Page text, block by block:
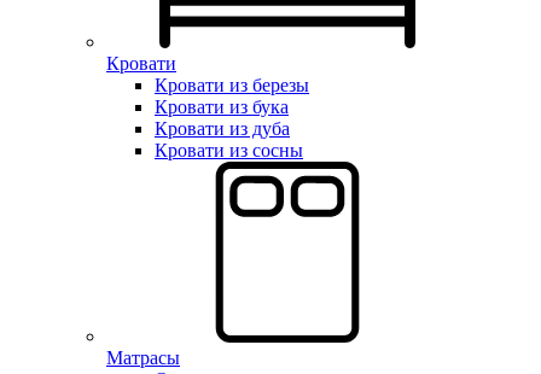
Кровати
Кровати из березы
Кровати из бука
Кровати из дуба
Кровати из сосны
Матрасы